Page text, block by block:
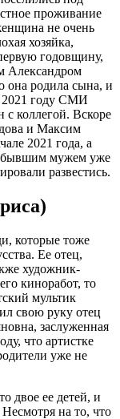
проживание
не очень
хозяйка,
годовщину,
Александром
родила сына, и
2021 году СМИ
с коллегой. Вскоре
и Максим
2021 года, а
бывшим мужем уже
развестись.
которые тоже
Ее отец,
художник-
киноработ, то
мультик
свою руку отец
заслуженная
что артистке
уже не
двое ее детей, и
на то, что